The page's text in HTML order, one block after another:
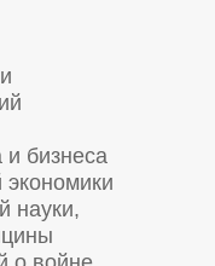
бизнеса
экономики
науки,